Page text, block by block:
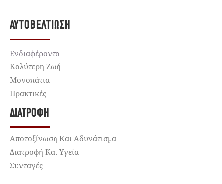
ΑΥΤΟΒΕΛΤΊΩΣΗ
Ενδιαφέροντα
Καλύτερη Ζωή
Μονοπάτια
Πρακτικές
ΔΙΑΤΡΟΦΉ
Αποτοξίνωση Και Αδυνάτισμα
Διατροφή Και Υγεία
Συνταγές